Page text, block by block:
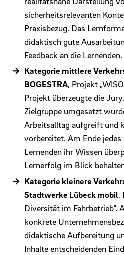
sicherheitsrelevanten
Praxisbezug. Das
didaktisch gute
Feedback an die Lernenden.
Kategorie mittlere
BOGESTRA, Projekt
Projekt überzeugte die
Zielgruppe umgesetzt
Arbeitsalltag aufgreift und
vorbereitet. Am Ende
Lernenden ihr Wissen
Lernerfolg im Blick
Kategorie kleinere
Stadtwerke Lübeck mobil,
Diversität im Fahrbetrieb“.
konkrete
didaktische Aufbereitung
Inhalte entscheidenden